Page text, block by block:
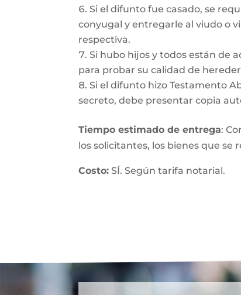
Si el difunto fue casado, se
conyugal y entregarle al viudo o
respectiva.
Si hubo hijos y todos están de
para probar su calidad de
Si el difunto hizo Testamento
secreto, debe presentar copia
Tiempo estimado de entrega:
los solicitantes, los bienes que
Costo: SÍ. Según tarifa notarial.